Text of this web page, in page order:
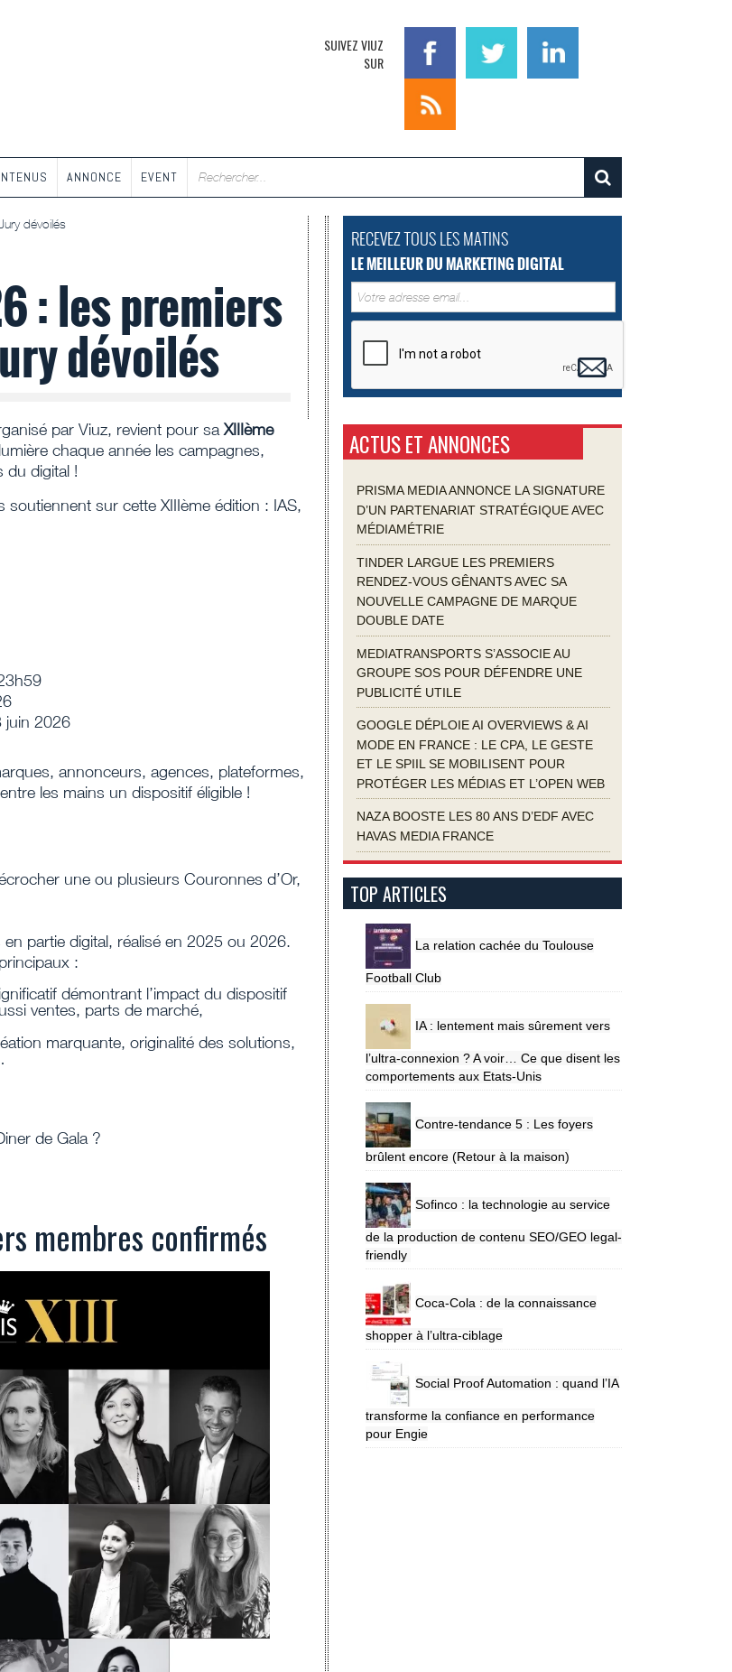
SUIVEZ VIUZ
SUR
ANNONCE EVENT
dévoilés
: les premiers
dévoilés
par Viuz, revient pour sa XIIIème
chaque année les campagnes,
du digital !
sur cette XIIIème édition : IAS,
juin 2026
annonceurs, agences, plateformes,
les mains un dispositif éligible !
une ou plusieurs Couronnes d’Or,
partie digital, réalisé en 2025 ou 2026.
:
démontrant l’impact du dispositif
ventes, parts de marché,
marquante, originalité des solutions,
de Gala ?
membres confirmés
RECEVEZ TOUS LES MATINS
LE MEILLEUR DU MARKETING DIGITAL
ACTUS ET ANNONCES
PRISMA MEDIA ANNONCE LA SIGNATURE
D’UN PARTENARIAT STRATÉGIQUE AVEC
MÉDIAMÉTRIE
TINDER LARGUE LES PREMIERS
RENDEZ-VOUS GÊNANTS AVEC SA
NOUVELLE CAMPAGNE DE MARQUE
DOUBLE DATE
MEDIATRANSPORTS S’ASSOCIE AU
GROUPE SOS POUR DÉFENDRE UNE
PUBLICITÉ UTILE
GOOGLE DÉPLOIE AI OVERVIEWS & AI
MODE EN FRANCE : LE CPA, LE GESTE
ET LE SPIIL SE MOBILISENT POUR
PROTÉGER LES MÉDIAS ET L’OPEN WEB
NAZA BOOSTE LES 80 ANS D’EDF AVEC
HAVAS MEDIA FRANCE
TOP ARTICLES
La relation cachée du Toulouse
Football Club
IA : lentement mais sûrement vers
l’ultra-connexion ? A voir… Ce que disent les
comportements aux Etats-Unis
Contre-tendance 5 : Les foyers
brûlent encore (Retour à la maison)
Sofinco : la technologie au service
de la production de contenu SEO/GEO legal-
friendly
Coca-Cola : de la connaissance
shopper à l’ultra-ciblage
Social Proof Automation : quand l’IA
transforme la confiance en performance
pour Engie